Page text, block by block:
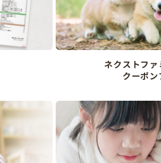
ネクストファ
クーポン